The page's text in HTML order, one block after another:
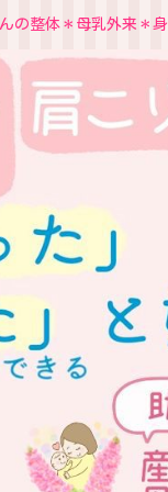
の整体＊母乳外来＊